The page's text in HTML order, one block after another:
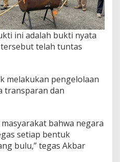
ini adalah bukti nyata
telah tuntas
melakukan pengelolaan
transparan dan
bahwa negara
setiap bentuk
bulu,” tegas Akbar